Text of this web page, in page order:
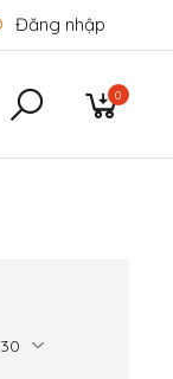
Đăng nhập
0
30